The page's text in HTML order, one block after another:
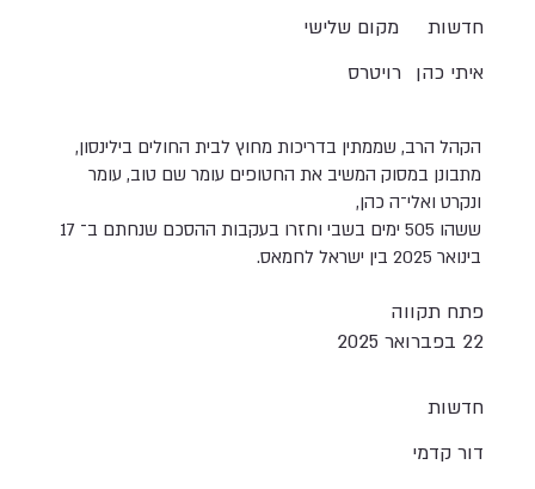
מקום שלישי
חדשות
רויטרס איתי כהן
הקהל הרב, שממתין בדריכות מחוץ לבית החולים בילינסון,
מתבונן במסוק המשיב את החטופים עומר שם טוב, עומר
ונקרט ואלי־ה כהן,
ששהו 505 ימים בשבי וחזרו בעקבות ההסכם שנחתם ב־ 17
בינואר 2025 בין ישראל לחמאס.
פתח תקווה
22 בפברואר 2025
חדשות
דור קדמי